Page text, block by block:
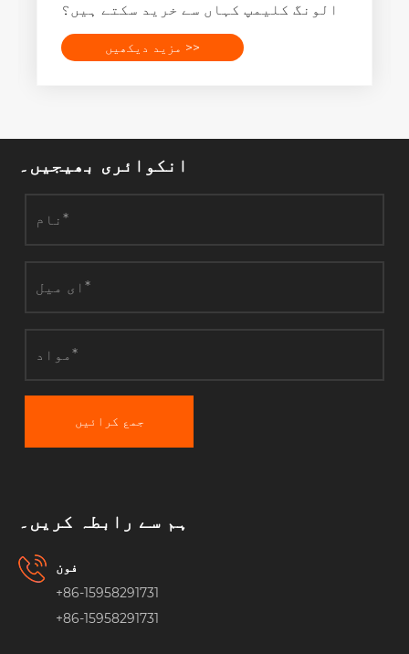
الونگ کلیمپ کہاں سے خرید سکتے ہیں؟
مزید دیکھیں >>
انکوائری بھیجیں۔
جمع کرائیں
ہم سے رابطہ کریں۔
فون
+86-15958291731
+86-15958291731